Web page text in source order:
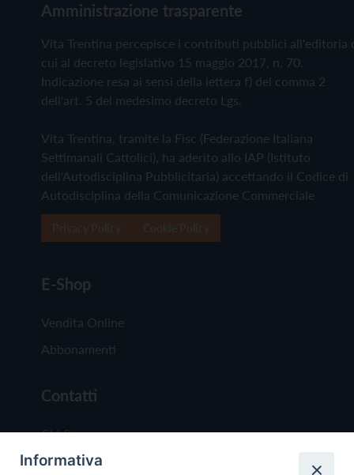
Amministrazione trasparente
Vita Trentina percepisce i contributi pubblici all'editoria
cui al decreto legislativo 15 maggio 2017, n. 70.
Indicazione resa ai sensi della lettera f) del comma 2
dell'art. 5 del medesimo decreto Lgs.
Vita Trentina, tramite la Fisc (Federazione Italiana
Settimanali Cattolici), ha aderito allo IAP (Istituto
dell'Autodisciplina Pubblicitaria) accettando il Codice di
Autodisciplina della Comunicazione Commerciale
E-Shop
Vendita Online
Abbonamenti
Contatti
Chi Siamo
Redazione
Informativa